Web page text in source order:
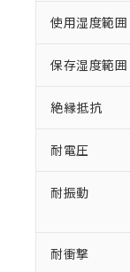
使用湿度範囲
保存湿度範囲
絶縁抵抗
耐電圧
耐振動
耐衝撃